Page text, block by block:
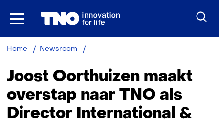
Ga
Home Newsroom
maakt
overstap
TNO
als
Director
Joost Oorthuizen maakt
overstap naar TNO als
Director International &